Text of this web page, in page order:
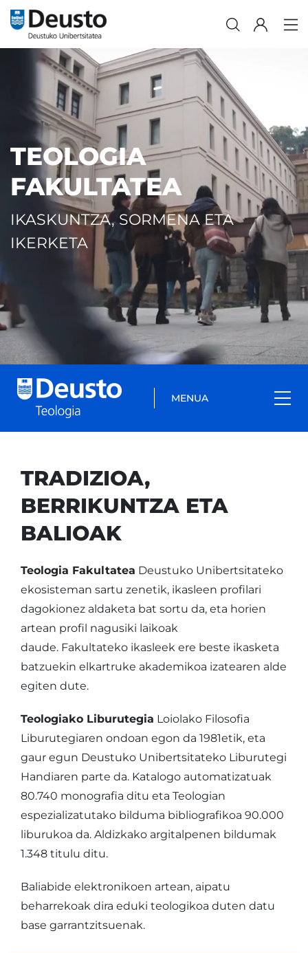
TEOLOGIA
FAKULTATEA
IKASKUNTZA, SORMENA ETA
IKERKETA
MENUA
TRADIZIOA,
BERRIKUNTZA ETA
BALIOAK
Teologia Fakultatea Deustuko Unibertsitateko
ekosisteman sartu zenetik, ikasleen profilari
dagokionez aldaketa bat sortu da, eta horien
artean profil nagusiki laikoak
daude. Fakultateko ikasleek ere beste ikasketa
batzuekin elkartruke akademikoa izatearen alde
egiten dute.
Teologiako Liburutegia Loiolako Filosofia
Liburutegiaren ondoan egon da 1981etik, eta
gaur egun Deustuko Unibertsitateko Liburutegi
Handiaren parte da. Katalogo automatizatuak
80.740 monografia ditu eta Teologian
espezializatutako bilduma bibliografikoa 90.000
liburukoa da. Aldizkako argitalpenen bildumak
1.348 titulu ditu.
Baliabide elektronikoen artean, aipatu
beharrekoak dira eduki teologikoa duten datu
base garrantzitsuenak.